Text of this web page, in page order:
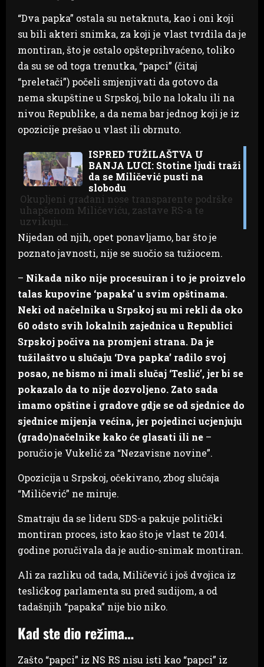
“Dva papka” ostala su netaknuta, kao i oni koji
su bili akteri snimka, za koji je vlast tvrdila da je
montiran, što je ostalo opšteprihvaćeno, toliko
da su se od toga trenutka, “papci” (čitaj
“preletači”) počeli smjenjivati da gotovo da
nema skupštine u Srpskoj, bilo na lokalu ili na
nivou Republike, a da nema bar jednog koji je iz
opozicije prešao u vlast ili obrnuto.
ISPRED TUŽILAŠTVA U
BANJA LUCI: Stotine ljudi traži
da se Miličević pusti na
slobodu
Okupljeni građani nose transparente podrške
uhapšenom Miličeviću, zastave RS-a te
uzvikuju…
Nijedan od njih, opet ponavljamo, bar što je
poznato javnosti, nije se suočio sa tužiocem.
– Nikada niko nije procesuiran i to je proizvelo
talas kupovine ‘papaka’ u svim opštinama.
Neki od načelnika u Srpskoj su mi rekli da oko
60 odsto svih lokalnih zajednica u Republici
Srpskoj počiva na promjeni strana. Da je
tužilaštvo u slučaju ‘Dva papka’ radilo svoj
posao, ne bismo ni imali slučaj ‘Teslić’, jer bi se
pokazalo da to nije dozvoljeno. Zato sada
imamo opštine i gradove gdje se od sjednice do
sjednice mijenja većina, jer pojedinci ucjenjuju
(grado)načelnike kako će glasati ili ne –
poručio je Vukelić za “Nezavisne novine”.
Opozicija u Srpskoj, očekivano, zbog slučaja
“Miličević” ne miruje.
Smatraju da se lideru SDS-a pakuje politički
montiran proces, isto kao što je vlast te 2014.
godine poručivala da je audio-snimak montiran.
Ali za razliku od tada, Miličević i još dvojica iz
teslićkog parlamenta su pred sudijom, a od
tadašnjih “papaka” nije bio niko.
Kad ste dio režima…
Zašto “papci” iz NS RS nisu isti kao “papci” iz